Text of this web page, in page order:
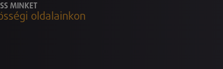
MINKET
oldalainkon